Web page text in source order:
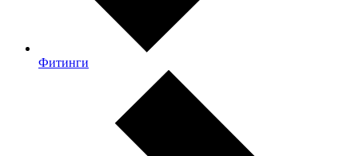
Фитинги